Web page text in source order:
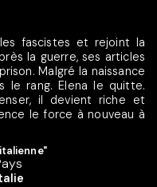
fascistes et rejoint la
la guerre, ses articles
Malgré la naissance
le rang. Elena le quitte.
il devient riche et
le force à nouveau à